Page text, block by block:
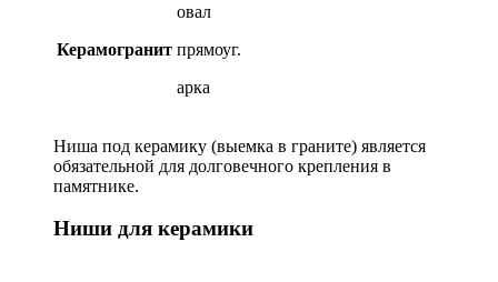
Керамогранит
овал
прямоуг.
арка
Ниша под керамику (выемка в граните) является
обязательной для долговечного крепления в
памятнике.
Ниши для керамики